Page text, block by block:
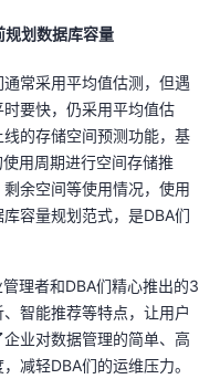
规划数据库容量
通常采用平均值估测，但遇
要快，仍采用平均值估
线的存储空间预测功能，基
用周期进行空间存储推
余空间等使用情况，使用
容量规划范式，是DBA们
理者和DBA们精心推出的3
智能推荐等特点，让用户
业对数据管理的简单、高
，减轻DBA们的运维压力。